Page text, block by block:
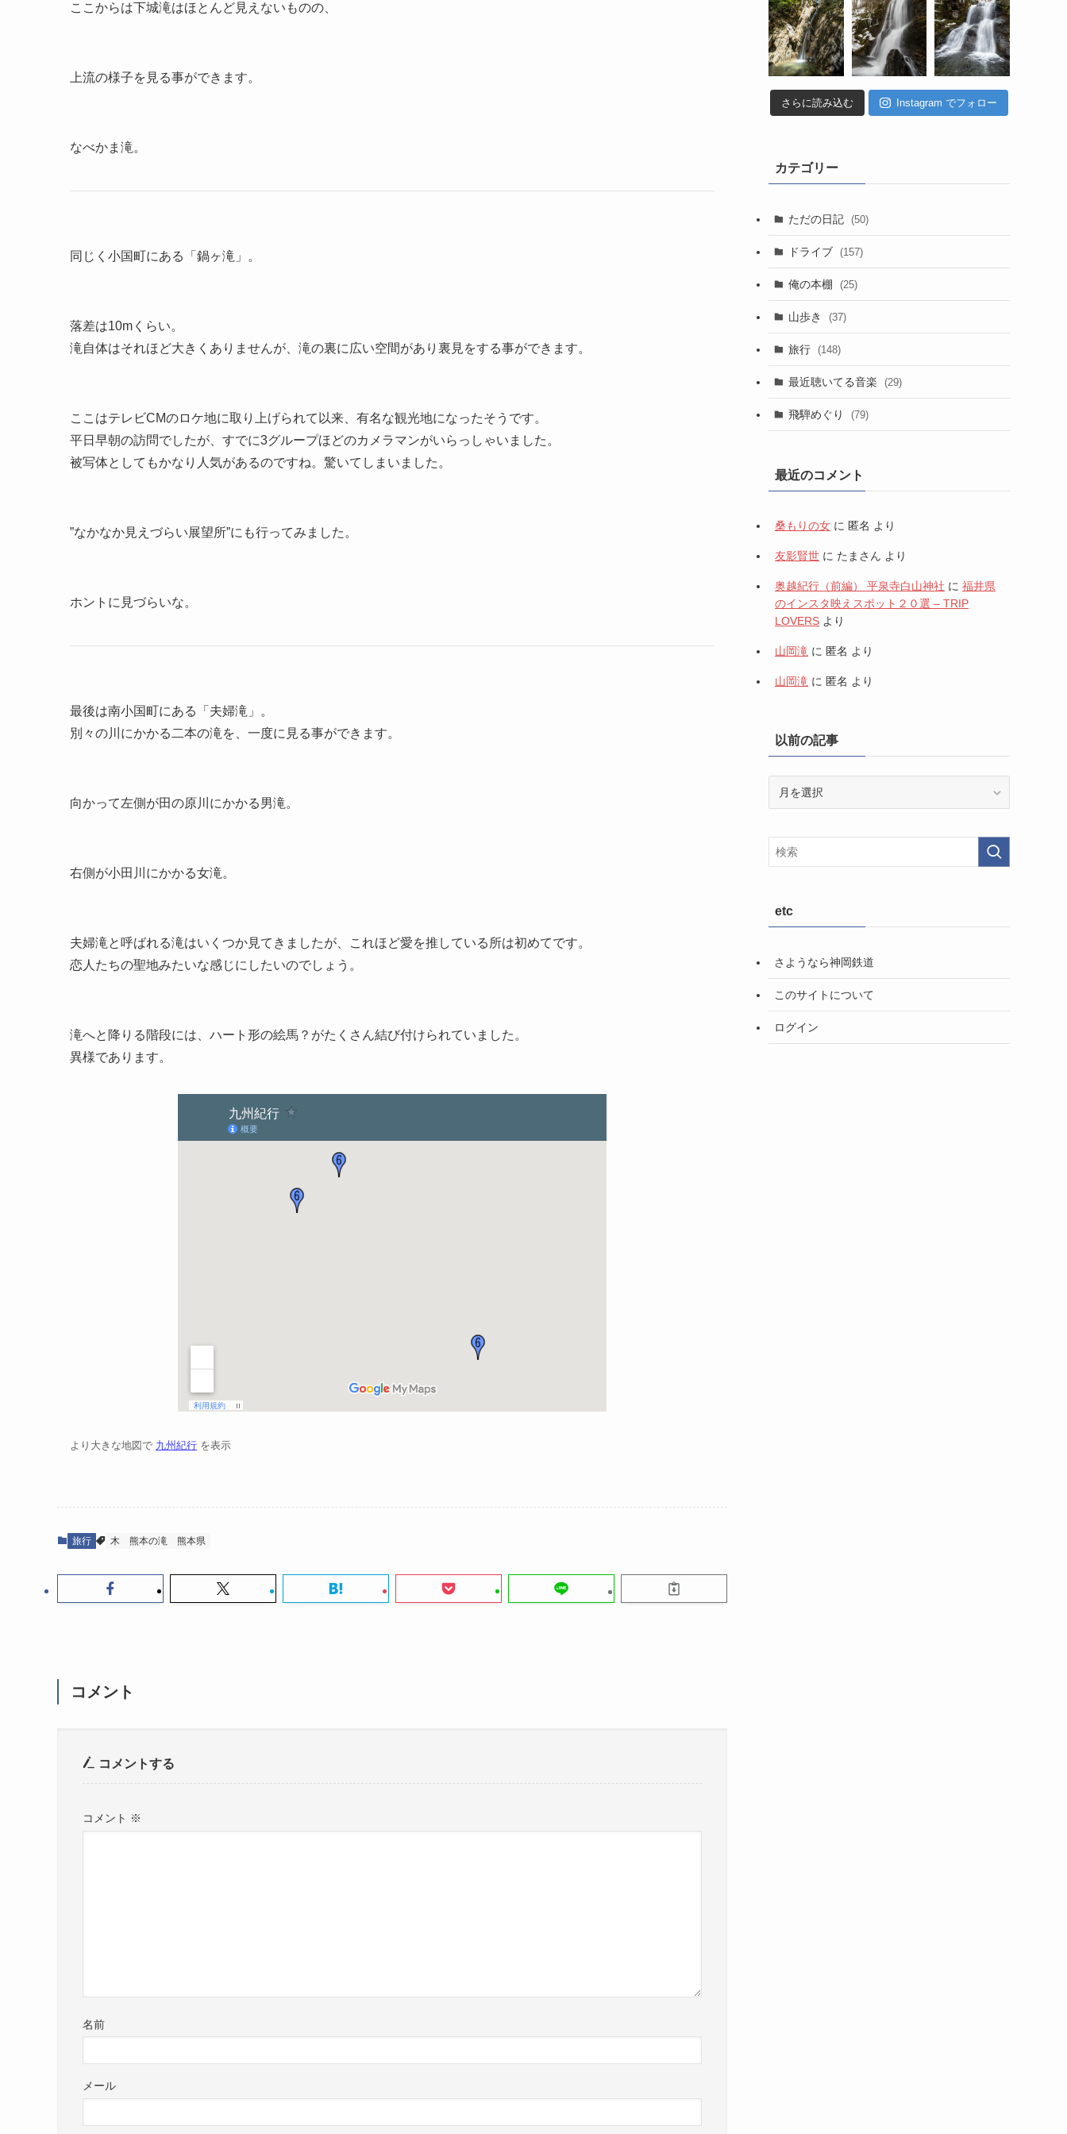
ここからは下城滝はほとんど見えないものの、
上流の様子を見る事ができます。
なべかま滝。
同じく小国町にある「鍋ヶ滝」。
落差は10mくらい。
滝自体はそれほど大きくありませんが、滝の裏に広い空間があり裏見をする事ができます。
ここはテレビCMのロケ地に取り上げられて以来、有名な観光地になったそうです。
平日早朝の訪問でしたが、すでに3グループほどのカメラマンがいらっしゃいました。
被写体としてもかなり人気があるのですね。驚いてしまいました。
”なかなか見えづらい展望所”にも行ってみました。
ホントに見づらいな。
最後は南小国町にある「夫婦滝」。
別々の川にかかる二本の滝を、一度に見る事ができます。
向かって左側が田の原川にかかる男滝。
右側が小田川にかかる女滝。
夫婦滝と呼ばれる滝はいくつか見てきましたが、これほど愛を推している所は初めてです。
恋人たちの聖地みたいな感じにしたいのでしょう。
滝へと降りる階段には、ハート形の絵馬？がたくさん結び付けられていました。
異様であります。
より大きな地図で 九州紀行 を表示
旅行 木 熊本の滝 熊本県
コメント
コメントする
コメント ※
名前
メール
さらに読み込む Instagram でフォロー
カテゴリー
ただの日記 (50)
ドライブ (157)
俺の本棚 (25)
山歩き (37)
旅行 (148)
最近聴いてる音楽 (29)
飛騨めぐり (79)
最近のコメント
桑もりの女 に 匿名 より
友影賢世 に たまさん より
奥越紀行（前編） 平泉寺白山神社 に 福井県
のインスタ映えスポット２０選 – TRIP
LOVERS より
山岡滝 に 匿名 より
山岡滝 に 匿名 より
以前の記事
記
事
etc
さようなら神岡鉄道
このサイトについて
ログイン